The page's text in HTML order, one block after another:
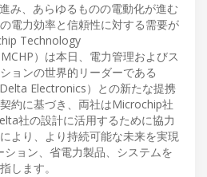
み、あらゆるものの電動化が進む
電力効率と信頼性に対する需要が
Technology
）は本日、電力管理およびス
ョンの世界的リーダーである
Electronics）との新たな提携
約に基づき、両社はMicrochip社
社の設計に活用するために協力
より、より持続可能な未来を実現
ション、省電力製品、システムを
します。